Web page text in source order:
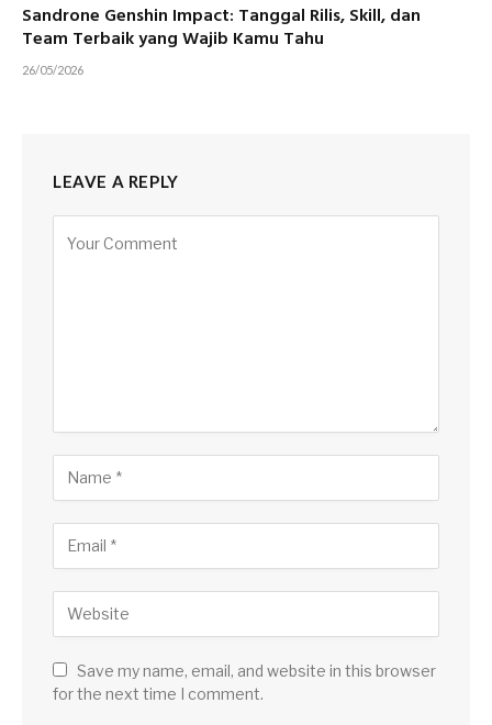
Sandrone Genshin Impact: Tanggal Rilis, Skill, dan
Team Terbaik yang Wajib Kamu Tahu
26/05/2026
LEAVE A REPLY
Save my name, email, and website in this browser
for the next time I comment.